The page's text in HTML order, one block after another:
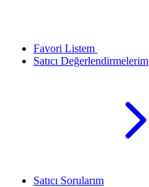
Favori Listem
Satıcı Değerlendirmelerim
Satıcı Sorularım